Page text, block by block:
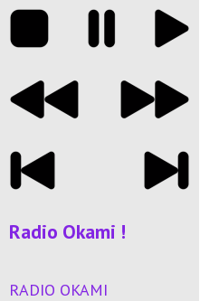
Radio Okami !
RADIO OKAMI